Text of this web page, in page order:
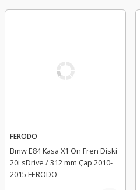
FERODO
Bmw E84 Kasa X1 Ön Fren Diski
20i sDrive / 312 mm Çap 2010-
2015 FERODO